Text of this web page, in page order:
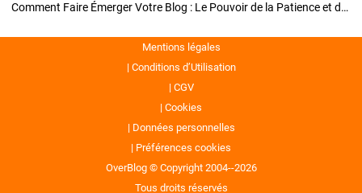
Comment Faire Émerger Votre Blog : Le Pouvoir de la Patience et de la Persévérance
Mentions légales
Conditions d’Utilisation
CGV
Cookies
Données personnelles
Préférences cookies
OverBlog © Copyright 2004--2026
Tous droits réservés